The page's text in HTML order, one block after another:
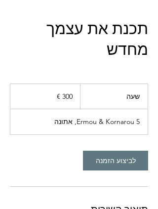
תכנת את עצמך
מחדש
שעה ‏300 ‏€
Ermou & Kornarou 5, אתונה
לביצוע הזמנה